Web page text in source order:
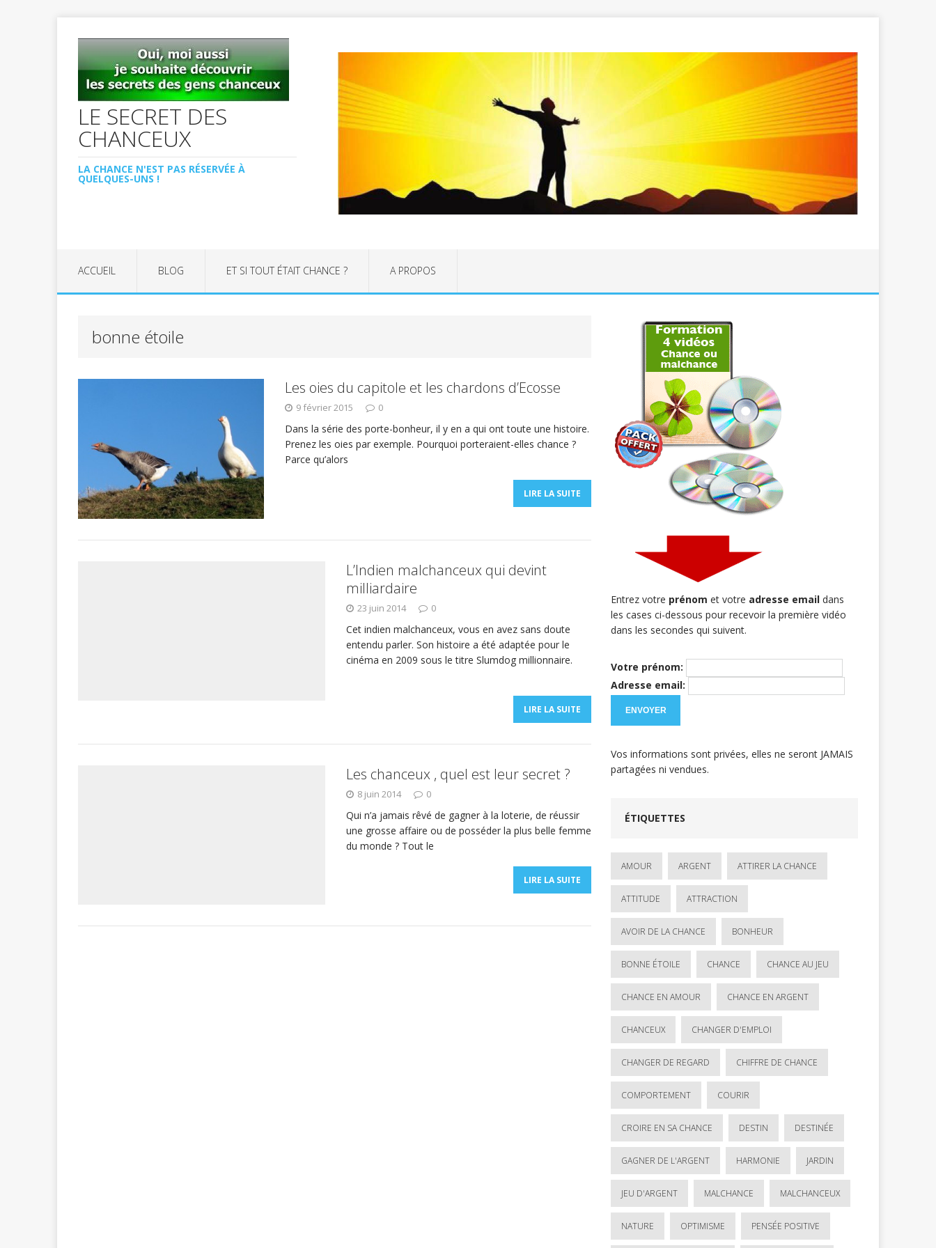
LE SECRET DES
CHANCEUX
LA CHANCE N'EST PAS RÉSERVÉE À
QUELQUES-UNS !
ACCUEIL BLOG ET SI TOUT ÉTAIT CHANCE ? A PROPOS
bonne étoile
Les oies du capitole et les chardons d’Ecosse
9 février 2015 0
Dans la série des porte-bonheur, il y en a qui ont toute une histoire.
Prenez les oies par exemple. Pourquoi porteraient-elles chance ?
Parce qu’alors
LIRE LA SUITE
L’Indien malchanceux qui devint
milliardaire
23 juin 2014 0
Cet indien malchanceux, vous en avez sans doute
entendu parler. Son histoire a été adaptée pour le
cinéma en 2009 sous le titre Slumdog millionnaire.
LIRE LA SUITE
Les chanceux , quel est leur secret ?
8 juin 2014 0
Qui n’a jamais rêvé de gagner à la loterie, de réussir
une grosse affaire ou de posséder la plus belle femme
du monde ? Tout le
LIRE LA SUITE
Entrez votre prénom et votre adresse email dans
les cases ci-dessous pour recevoir la première vidéo
dans les secondes qui suivent.
Votre prénom:
Adresse email:
Vos informations sont privées, elles ne seront JAMAIS
partagées ni vendues.
ÉTIQUETTES
AMOUR ARGENT ATTIRER LA CHANCE
ATTITUDE ATTRACTION
AVOIR DE LA CHANCE BONHEUR
BONNE ÉTOILE CHANCE CHANCE AU JEU
CHANCE EN AMOUR CHANCE EN ARGENT
CHANCEUX CHANGER D'EMPLOI
CHANGER DE REGARD CHIFFRE DE CHANCE
COMPORTEMENT COURIR
CROIRE EN SA CHANCE DESTIN DESTINÉE
GAGNER DE L'ARGENT HARMONIE JARDIN
JEU D'ARGENT MALCHANCE MALCHANCEUX
NATURE OPTIMISME PENSÉE POSITIVE